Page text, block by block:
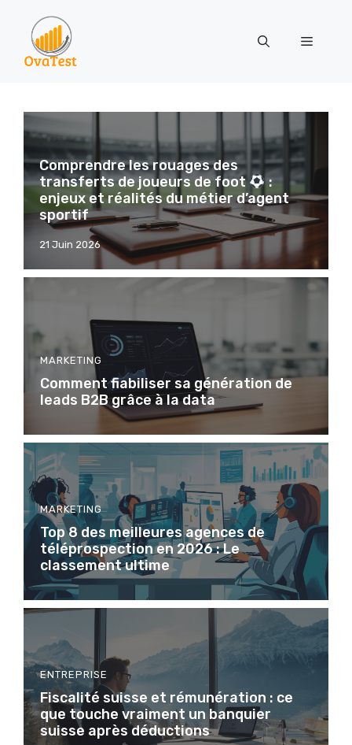
contenu
Menu
Comprendre les rouages des
transferts de joueurs de foot
:
enjeux et réalités du métier d’agent
sportif
21 Juin 2026
MARKETING
Comment fiabiliser sa génération de
leads B2B grâce à la data
MARKETING
Top 8 des meilleures agences de
téléprospection en 2026 : Le
classement ultime
ENTREPRISE
Fiscalité suisse et rémunération : ce
que touche vraiment un banquier
suisse après déductions